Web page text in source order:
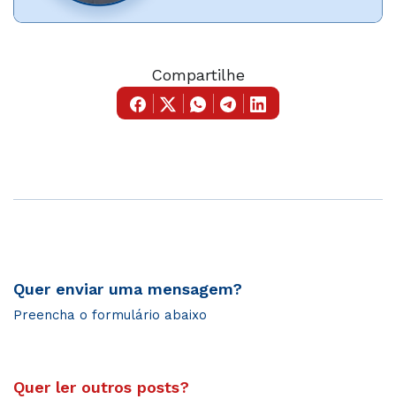
Compartilhe
Quer enviar uma mensagem?
Preencha o formulário abaixo
Quer ler outros posts?